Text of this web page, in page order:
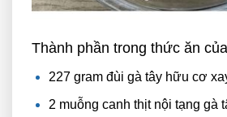
Thành phần trong thức ăn
227 gram đùi gà tây hữu cơ
2 muỗng canh thịt nội tạng gà